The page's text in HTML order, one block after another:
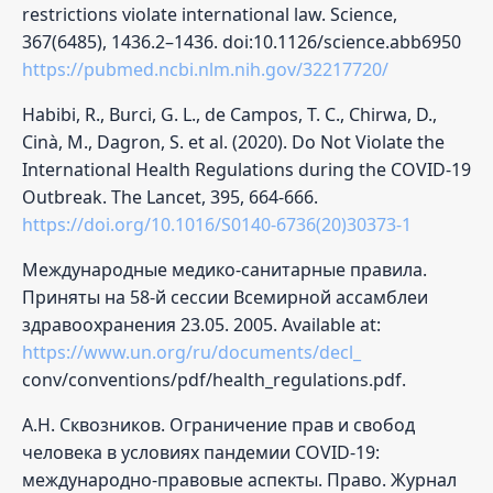
restrictions violate international law. Science,
367(6485), 1436.2–1436. doi:10.1126/science.abb6950
https://pubmed.ncbi.nlm.nih.gov/32217720/
Habibi, R., Burci, G. L., de Campos, T. C., Chirwa, D.,
Cinà, M., Dagron, S. et al. (2020). Do Not Violate the
International Health Regulations during the COVID-19
Outbreak. The Lancet, 395, 664-666.
https://doi.org/10.1016/S0140-6736(20)30373-1
Международные медико-санитарные правила.
Приняты на 58-й сессии Всемирной ассамблеи
здравоохранения 23.05. 2005. Available at:
https://www.un.org/ru/documents/decl_
conv/conventions/pdf/health_regulations.pdf.
А.Н. Сквозников. Ограничение прав и свобод
человека в условиях пандемии COVID-19:
международно-правовые аспекты. Право. Журнал